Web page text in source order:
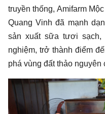
truyền thống, Amifarm
Quang Vinh đã mạnh
sản xuất sữa tươi
nghiệm, trở thành điểm
phá vùng đất thảo nguyên